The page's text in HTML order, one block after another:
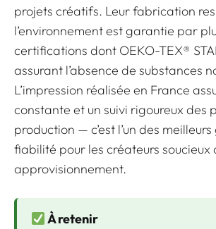
projets créatifs. Leur fabrication
l’environnementest garantie par
certifications dont OEKO-TEX®
assurant l’absence de substances
L’impression réalisée en France
constante et un suivi rigoureux des
production — c’est l’un des
fiabilité pour les créateurs soucieux
approvisionnement.
À retenir